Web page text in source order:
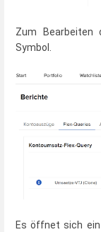
Zum Bearbeiten
Symbol.
Es öffnet sich